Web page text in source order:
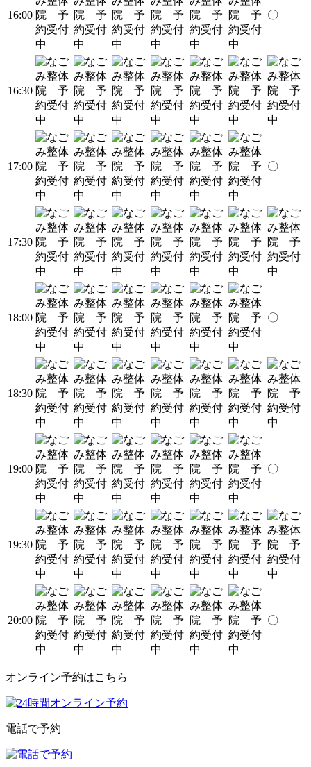
16:00 〇
16:30
17:00 〇
17:30
18:00 〇
18:30
19:00 〇
19:30
20:00 〇
オンライン予約はこちら
電話で予約